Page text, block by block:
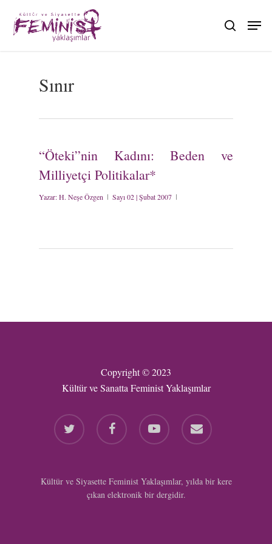
main
search
Sınır
“Öteki”nin Kadını: Beden ve
Milliyetçi Politikalar*
Yazar:H. Neşe Özgen Sayı 02 | Şubat 2007
Copyright © 2023
Kültür ve Sanatta Feminist Yaklaşımlar
twitter facebook youtube email
Kültür ve Siyasette Feminist Yaklaşımlar, yılda bir kere
çıkan elektronik bir dergidir.